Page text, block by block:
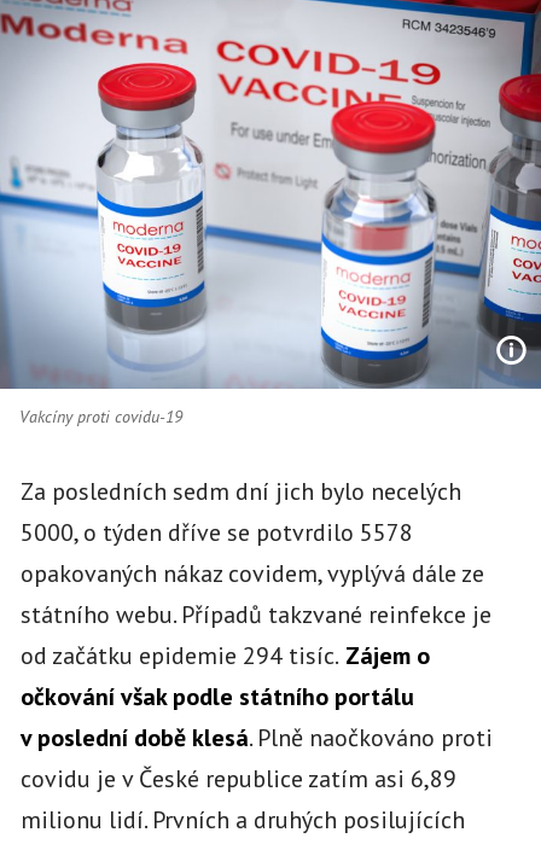
Vakcíny proti covidu-19
Za posledních sedm dní jich bylo necelých
5000, o týden dříve se potvrdilo 5578
opakovaných nákaz covidem, vyplývá dále ze
státního webu. Případů takzvané reinfekce je
od začátku epidemie 294 tisíc. Zájem o
očkování však podle státního portálu
v poslední době klesá. Plně naočkováno proti
covidu je v České republice zatím asi 6,89
milionu lidí. Prvních a druhých posilujících